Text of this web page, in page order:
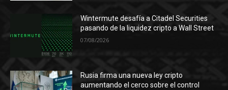
Wintermute desafía a Citadel Securities
pasando de la liquidez cripto a Wall Street
07/08/2026
Rusia firma una nueva ley cripto
aumentando el cerco sobre el control